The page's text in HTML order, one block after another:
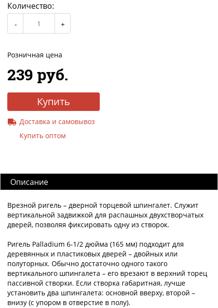
Количество:
Розничная цена
239 руб.
Купить
Доставка и самовывоз
Купить оптом
Описание
Врезной ригель – дверной торцевой шпингалет. Служит
вертикальной задвижкой для распашных двухстворчатых
дверей, позволяя фиксировать одну из створок.
Ригель Palladium 6-1/2 дюйма (165 мм) подходит для
деревянных и пластиковых дверей – двойных или
полуторных. Обычно достаточно одного такого
вертикального шпингалета – его врезают в верхний торец
пассивной створки. Если створка габаритная, лучше
установить два шпингалета: основной вверху, второй –
внизу (с упором в отверстие в полу).